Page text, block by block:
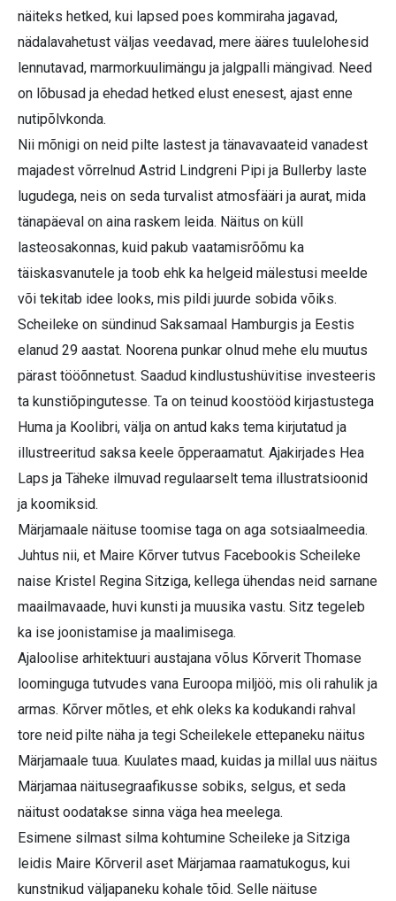
näiteks hetked, kui lapsed poes kommiraha jagavad,
nädalavahetust väljas veedavad, mere ääres tuulelohesid
lennutavad, marmorkuulimängu ja jalgpalli mängivad. Need
on lõbusad ja ehedad hetked elust enesest, ajast enne
nutipõlvkonda.
Nii mõnigi on neid pilte lastest ja tänavavaateid vanadest
majadest võrrelnud Astrid Lindgreni Pipi ja Bullerby laste
lugudega, neis on seda turvalist atmosfääri ja aurat, mida
tänapäeval on aina raskem leida. Näitus on küll
lasteosakonnas, kuid pakub vaatamisrõõmu ka
täiskasvanutele ja toob ehk ka helgeid mälestusi meelde
või tekitab idee looks, mis pildi juurde sobida võiks.
Scheileke on sündinud Saksamaal Hamburgis ja Eestis
elanud 29 aastat. Noorena punkar olnud mehe elu muutus
pärast tööõnnetust. Saadud kindlustushüvitise investeeris
ta kunstiõpingutesse. Ta on teinud koostööd kirjastustega
Huma ja Koolibri, välja on antud kaks tema kirjutatud ja
illustreeritud saksa keele õpperaamatut. Ajakirjades Hea
Laps ja Täheke ilmuvad regulaarselt tema illustratsioonid
ja koomiksid.
Märjamaale näituse toomise taga on aga sotsiaalmeedia.
Juhtus nii, et Maire Kõrver tutvus Facebookis Scheileke
naise Kristel Regina Sitziga, kellega ühendas neid sarnane
maailmavaade, huvi kunsti ja muusika vastu. Sitz tegeleb
ka ise joonistamise ja maalimisega.
Ajaloolise arhitektuuri austajana võlus Kõrverit Thomase
loominguga tutvudes vana Euroopa miljöö, mis oli rahulik ja
armas. Kõrver mõtles, et ehk oleks ka kodukandi rahval
tore neid pilte näha ja tegi Scheilekele ettepaneku näitus
Märjamaale tuua. Kuulates maad, kuidas ja millal uus näitus
Märjamaa näitusegraafikusse sobiks, selgus, et seda
näitust oodatakse sinna väga hea meelega.
Esimene silmast silma kohtumine Scheileke ja Sitziga
leidis Maire Kõrveril aset Märjamaa raamatukogus, kui
kunstnikud väljapaneku kohale tõid. Selle näituse